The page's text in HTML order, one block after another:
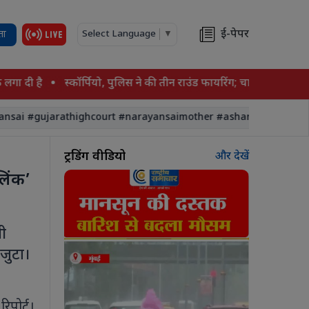
Select Language ▼ ई-पेपर
है स्कॉर्पियो, पुलिस ने की तीन राउंड फायरिंग; चालक स्कॉर्पियो
#gujarathighcourt #narayansaimother #asharam
ट्रेंडिंग वीडियो और देखें